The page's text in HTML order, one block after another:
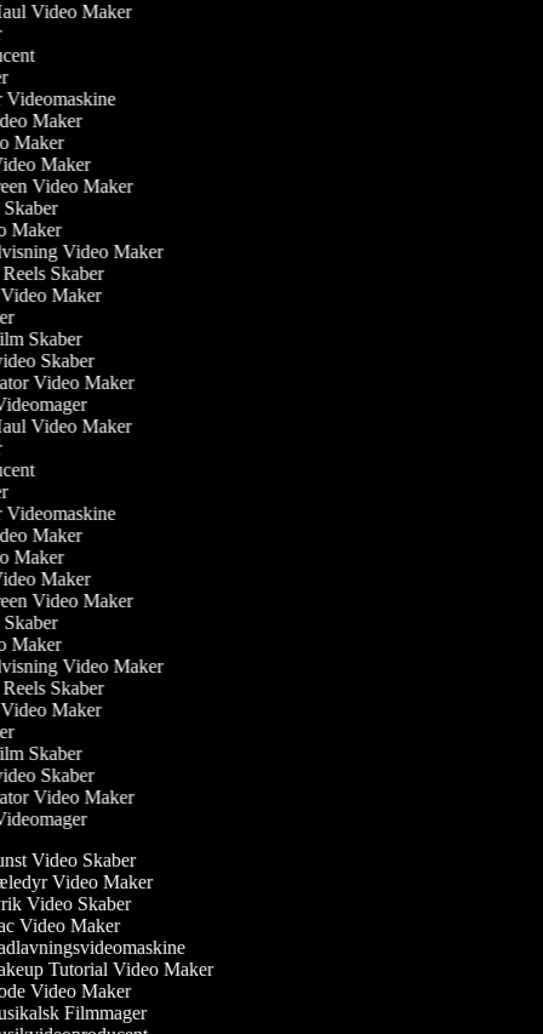
Video Maker
Videomaskine
Maker
Maker
Maker
Video Maker
Skaber
Maker
Video Maker
Reels Skaber
Video Maker
Skaber
Skaber
Video Maker
Video Maker
Videomaskine
Maker
Maker
Maker
Video Maker
Skaber
Maker
Video Maker
Reels Skaber
Video Maker
Skaber
Skaber
Video Maker
Video Skaber
Video Maker
Video Skaber
Video Maker
Tutorial Video Maker
Video Maker
Filmmager